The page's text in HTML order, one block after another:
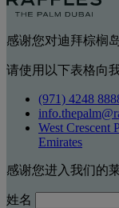
感谢您对迪拜棕榈
请使用以下表格向
(971) 4248
West Crescent
Emirates
感谢您进入我们的
姓名